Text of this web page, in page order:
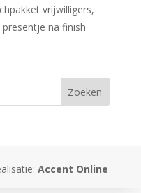
vrijwilligers,
na finish
Accent Online